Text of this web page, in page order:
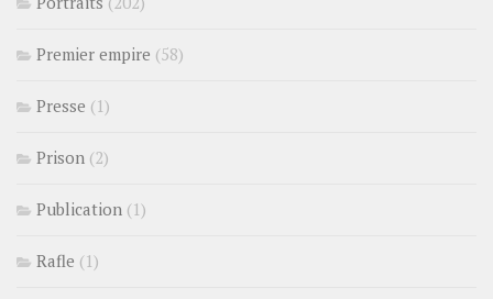
Premier empire (58)
Presse (1)
Prison (2)
Publication (1)
Rafle (1)